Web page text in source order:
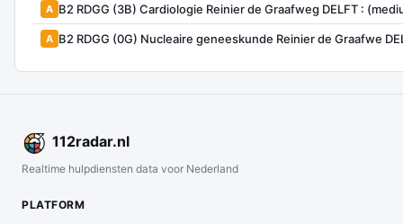
A B2 RDGG (3B) Cardiologie Reinier de Graafweg DELFT :
A B2 RDGG (0G) Nucleaire geneeskunde Reinier de Graafwe
112radar.nl
Realtime hulpdiensten data voor Nederland
PLATFORM